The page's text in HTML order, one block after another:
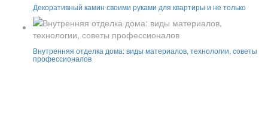
Декоративный камин своими руками для квартиры и не только
Внутренняя отделка дома: виды материалов, технологии, советы
профессионалов